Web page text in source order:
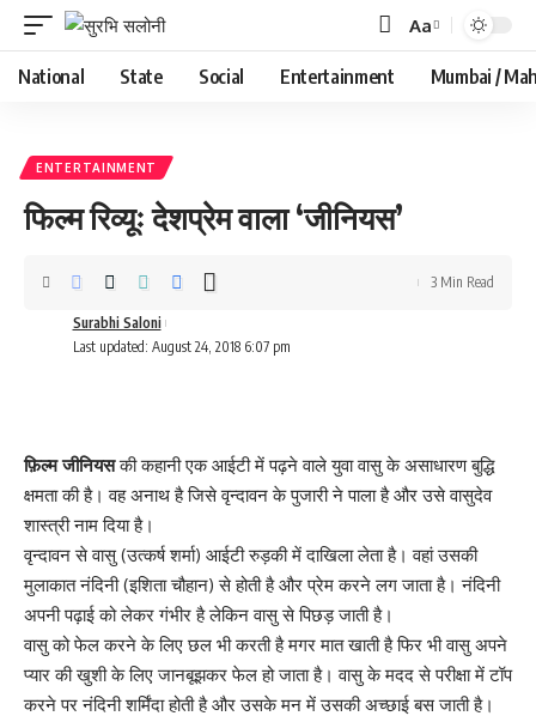
Font
Resizer
Aa
National State Social Entertainment Mumbai /
ENTERTAINMENT
फिल्म रिव्यूः देशप्रेम वाला ‘जीनियस’
Last updated: August 24, 2018 6:07 pm
Surabhi Saloni
3 Min Read
फ़िल्म जीनियसकी कहानी एक आईटी में पढ़ने वाले युवा वासु के असाधारण बुद्धि
क्षमता की है। वह अनाथ है जिसे वृन्दावन के पुजारी ने पाला है और उसे वासुदेव
शास्त्री नाम दिया है।
वृन्दावन से वासु (उत्कर्ष शर्मा) आईटी रुड़की में दाखिला लेता है। वहां उसकी
मुलाकात नंदिनी (इशिता चौहान) से होती है और प्रेम करने लग जाता है। नंदिनी
अपनी पढ़ाई को लेकर गंभीर है लेकिन वासु से पिछड़ जाती है।
वासु को फेल करने के लिए छल भी करती है मगर मात खाती है फिर भी वासु अपने
प्यार की खुशी के लिए जानबूझकर फेल हो जाता है। वासु के मदद से परीक्षा में टॉप
करने पर नंदिनी शर्मिंदा होती है और उसके मन में उसकी अच्छाई बस जाती है।